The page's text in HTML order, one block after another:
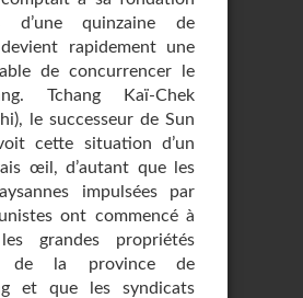
d’une quinzaine de
rapidement une
de concurrencer le
Tchang Kaï-Chek
le successeur de Sun
cette situation d’un
œil, d’autant que les
impulsées par
ont commencé à
grandes propriétés
de la province de
et que les syndicats